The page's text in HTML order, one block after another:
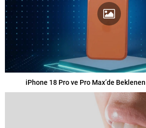
iPhone 18 Pro ve Pro Max’de